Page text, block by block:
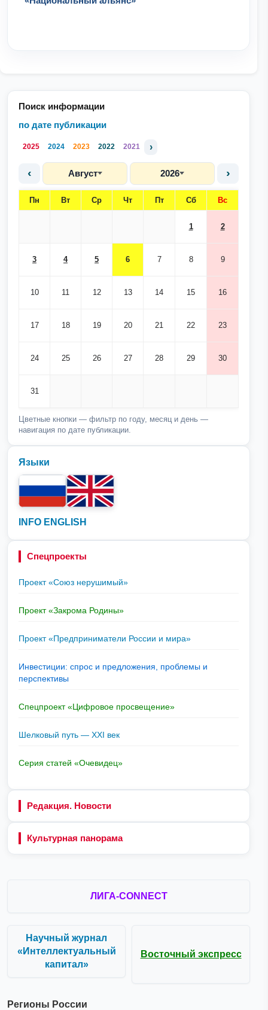
Поиск информации
по дате публикации
2025 2024 2023 2022 2021 ›
‹ Август 2026 ›
Пн Вт Ср Чт Пт Сб Вс
1 2
3 4 5 6 7 8 9
10 11 12 13 14 15 16
17 18 19 20 21 22 23
24 25 26 27 28 29 30
31
Цветные кнопки — фильтр по году, месяц и день —
навигация по дате публикации.
Языки
INFO ENGLISH
Спецпроекты
Проект «Союз нерушимый»
Проект «Закрома Родины»
Проект «Предприниматели России и мира»
Инвестиции: спрос и предложения, проблемы и
перспективы
Спецпроект «Цифровое просвещение»
Шелковый путь — XXI век
Серия статей «Очевидец»
Редакция. Новости
Культурная панорама
ЛИГА-CONNECT
Научный журнал
«Интеллектуальный
капитал»
Восточный экспресс
Регионы России